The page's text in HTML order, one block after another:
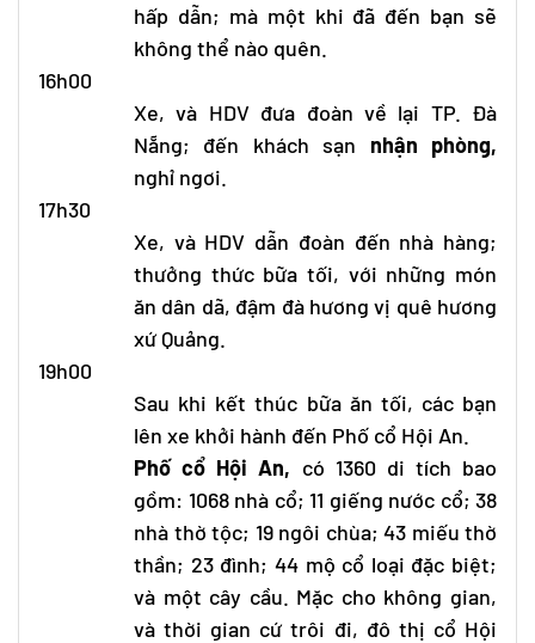
hấp dẫn; mà một khi đã đến bạn sẽ
không thể nào quên.
16h00
Xe, và HDV đưa đoàn về lại TP. Đà
Nẵng; đến khách sạn nhận phòng,
nghỉ ngơi.
17h30
Xe, và HDV dẫn đoàn đến nhà hàng;
thưởng thức bữa tối, với những món
ăn dân dã, đậm đà hương vị quê hương
xứ Quảng.
19h00
Sau khi kết thúc bữa ăn tối, các bạn
lên xe khởi hành đến Phố cổ Hội An.
Phố cổ Hội An, có 1360 di tích bao
gồm: 1068 nhà cổ; 11 giếng nước cổ; 38
nhà thờ tộc; 19 ngôi chùa; 43 miếu thờ
thần; 23 đình; 44 mộ cổ loại đặc biệt;
và một cây cầu. Mặc cho không gian,
và thời gian cứ trôi đi, đô thị cổ Hội